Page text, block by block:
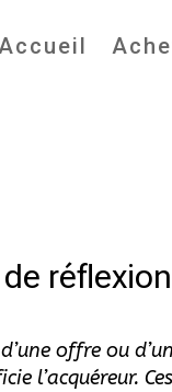
offre ou
l’acquéreur.